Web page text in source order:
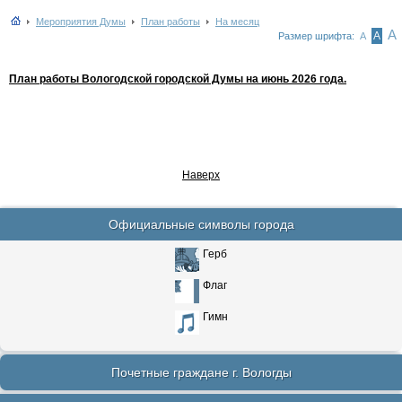
Мероприятия Думы План работы
На месяц
Размер шрифта: А А А
План работы Вологодской городской Думы на июнь 2026 года.
Наверх
Официальные символы города
Герб
Флаг
Гимн
Почетные граждане г. Вологды